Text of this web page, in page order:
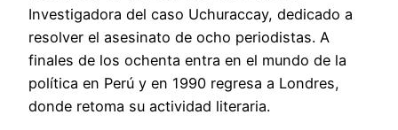
Investigadora del caso Uchuraccay, dedicado a
resolver el asesinato de ocho periodistas. A
finales de los ochenta entra en el mundo de la
política en Perú y en 1990 regresa a Londres,
donde retoma su actividad literaria.